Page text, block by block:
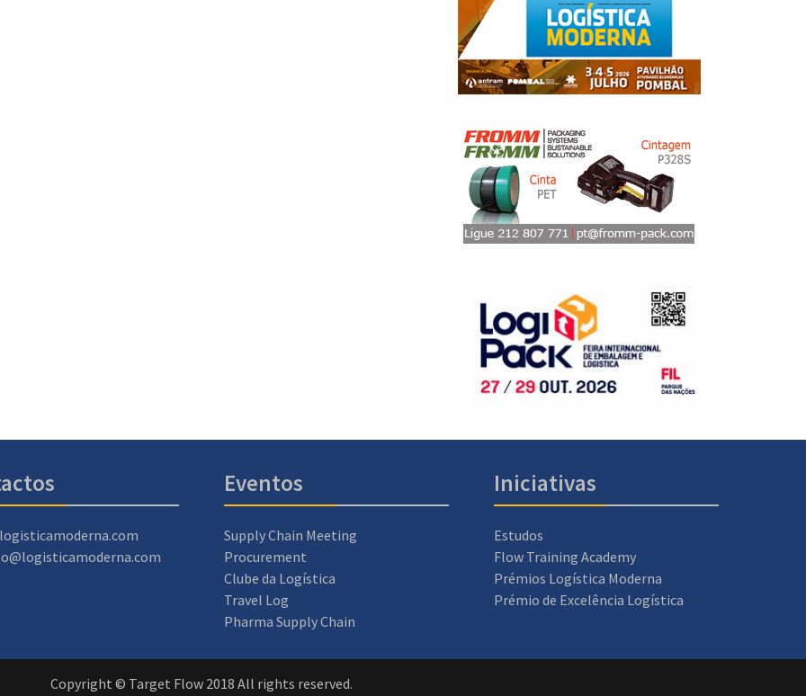
Eventos
Supply Chain Meeting
Procurement
Clube da Logística
Travel Log
Pharma Supply Chain
Iniciativas
Estudos
Flow Training Academy
Prémios Logística Moderna
Prémio de Excelência Logística
Copyright © Target Flow 2018 All rights reserved.